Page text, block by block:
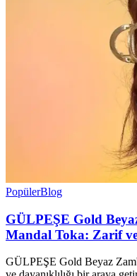
PopülerBlog
GÜLPEŞE Gold
Mandal Toka: Zarif ve
GÜLPEŞE Gold Beyaz